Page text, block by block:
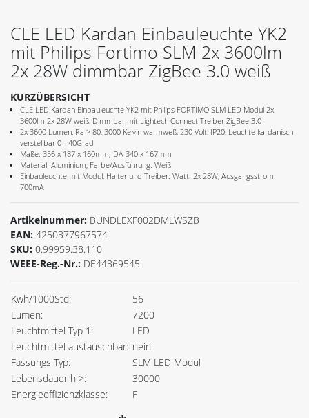
CLE LED Kardan Einbauleuchte YK2
mit Philips Fortimo SLM 2x 3600lm
2x 28W dimmbar ZigBee 3.0 weiß
KURZÜBERSICHT
CLE LED Kardan Einbauleuchte YK2 mit Philips FORTIMO SLM LED Modul 2x
3600lm 2x 28W weiß, Dimmbar mit Lightech Connect Treiber ZigBee 3.0
2x 3600 Lumen, Ra > 80, 3000 Kelvin warmweß, 230 Volt, IP20, Leuchte kardanisch
verstellbar 0 - 40Grad
Maße: 356 x 187 x 160mm; DA 340 x 167mm
Material: Aluminium, Farbe/Ausführung: Weiß
Einbauleuchte mit Modul, Halter und Treiber. Watt: 2x 28W, Ausgangsstrom:
700mA
Artikelnummer: BUNDLEXF002DMLWSZB
EAN: 4250377967574
SKU: 0.99959.38.110
WEEE-Reg.-Nr.: DE44369545
Kwh/1000Std:
56
Lumen:
7200
Leuchtmittel Typ 1:
LED
Leuchtmittel austauschbar: nein
Fassungs Typ:
SLM LED Modul
Lebensdauer h >:
30000
Energieeffizienzklasse:
F